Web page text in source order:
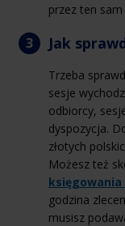
przez ten sam
Jak
Trzeba
sesje
odbiorcy,
dyspozycja.
złotych
Możesz też
godzina
musisz